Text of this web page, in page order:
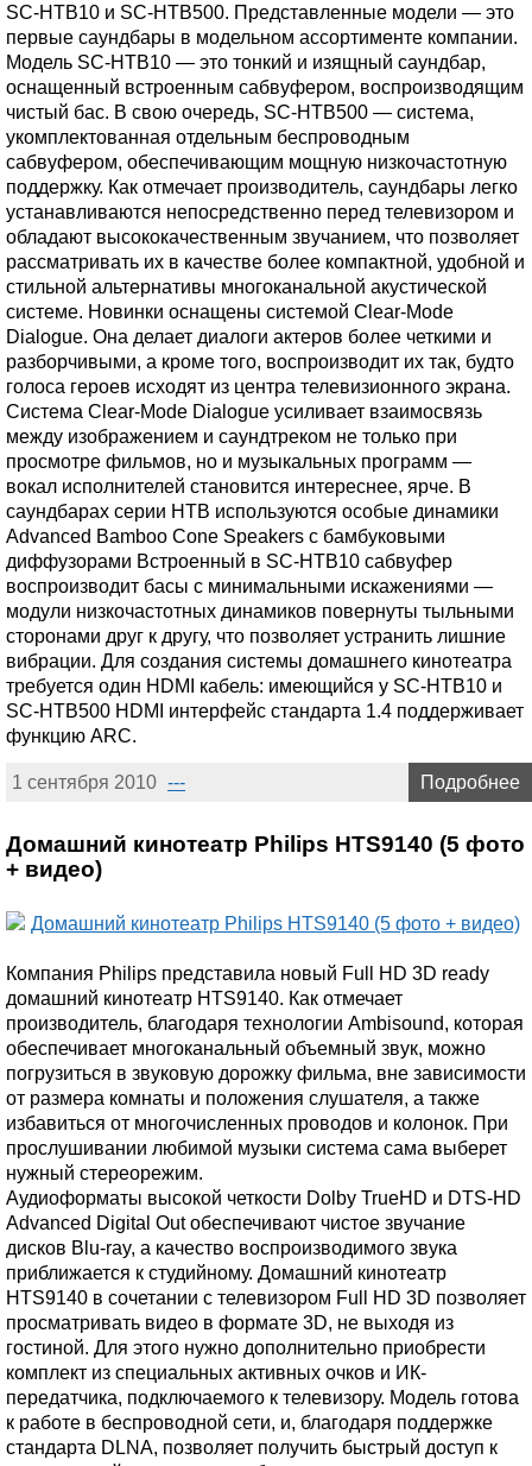
SC-HTB10 и SC-HTB500. Представленные модели — это
первые саундбары в модельном ассортименте компании.
Модель SC-HTB10 — это тонкий и изящный саундбар,
оснащенный встроенным сабвуфером, воспроизводящим
чистый бас. В свою очередь, SC-HTB500 — система,
укомплектованная отдельным беспроводным
сабвуфером, обеспечивающим мощную низкочастотную
поддержку. Как отмечает производитель, саундбары легко
устанавливаются непосредственно перед телевизором и
обладают высококачественным звучанием, что позволяет
рассматривать их в качестве более компактной, удобной и
стильной альтернативы многоканальной акустической
системе. Новинки оснащены системой Clear-Mode
Dialogue. Она делает диалоги актеров более четкими и
разборчивыми, а кроме того, воспроизводит их так, будто
голоса героев исходят из центра телевизионного экрана.
Система Clear-Mode Dialogue усиливает взаимосвязь
между изображением и саундтреком не только при
просмотре фильмов, но и музыкальных программ —
вокал исполнителей становится интереснее, ярче. В
саундбарах серии HTB используются особые динамики
Advanced Bamboo Cone Speakers с бамбуковыми
диффузорами Встроенный в SC-HTB10 сабвуфер
воспроизводит басы с минимальными искажениями —
модули низкочастотных динамиков повернуты тыльными
сторонами друг к другу, что позволяет устранить лишние
вибрации. Для создания системы домашнего кинотеатра
требуется один HDMI кабель: имеющийся у SC-HTB10 и
SC-HTB500 HDMI интерфейс стандарта 1.4 поддерживает
функцию ARC.
1 сентября 2010 --- Подробнее
Домашний кинотеатр Philips HTS9140 (5 фото
+ видео)
Компания Philips представила новый Full HD 3D ready
домашний кинотеатр HTS9140. Как отмечает
производитель, благодаря технологии Ambisound, которая
обеспечивает многоканальный объемный звук, можно
погрузиться в звуковую дорожку фильма, вне зависимости
от размера комнаты и положения слушателя, а также
избавиться от многочисленных проводов и колонок. При
прослушивании любимой музыки система сама выберет
нужный стереорежим.
Аудиоформаты высокой четкости Dolby TrueHD и DTS-HD
Advanced Digital Out обеспечивают чистое звучание
дисков Blu-ray, а качество воспроизводимого звука
приближается к студийному. Домашний кинотеатр
HTS9140 в сочетании с телевизором Full HD 3D позволяет
просматривать видео в формате 3D, не выходя из
гостиной. Для этого нужно дополнительно приобрести
комплект из специальных активных очков и ИК-
передатчика, подключаемого к телевизору. Модель готова
к работе в беспроводной сети, и, благодаря поддержке
стандарта DLNA, позволяет получить быстрый доступ к